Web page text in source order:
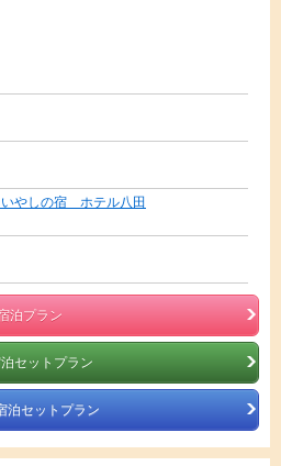
やしの宿 ホテル八田
泊プラン
セットプラン
泊セットプラン